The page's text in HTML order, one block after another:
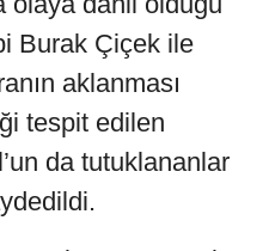
Burak Çiçek ile
aklanması
tespit edilen
da tutuklananlar